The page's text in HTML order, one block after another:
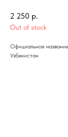
2 250 р.
Out of stock
Официальное
Узбекистан